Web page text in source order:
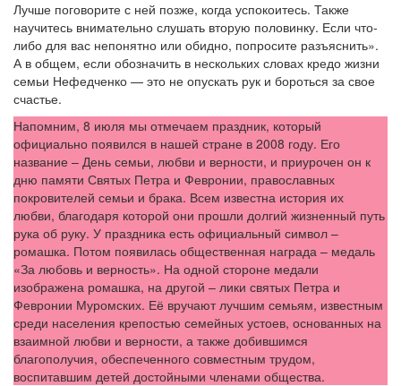
Лучше поговорите с ней позже, когда успокоитесь. Также
научитесь внимательно слушать вторую половинку. Если что-
либо для вас непонятно или обидно, попросите разъяснить».
А в общем, если обозначить в нескольких словах кредо жизни
семьи Нефедченко — это не опускать рук и бороться за свое
счастье.
Напомним, 8 июля мы отмечаем праздник, который
официально появился в нашей стране в 2008 году. Его
название – День семьи, любви и верности, и приурочен он к
дню памяти Святых Петра и Февронии, православных
покровителей семьи и брака. Всем известна история их
любви, благодаря которой они прошли долгий жизненный путь
рука об руку. У праздника есть официальный символ –
ромашка. Потом появилась общественная награда – медаль
«За любовь и верность». На одной стороне медали
изображена ромашка, на другой – лики святых Петра и
Февронии Муромских. Её вручают лучшим семьям, известным
среди населения крепостью семейных устоев, основанных на
взаимной любви и верности, а также добившимся
благополучия, обеспеченного совместным трудом,
воспитавшим детей достойными членами общества.